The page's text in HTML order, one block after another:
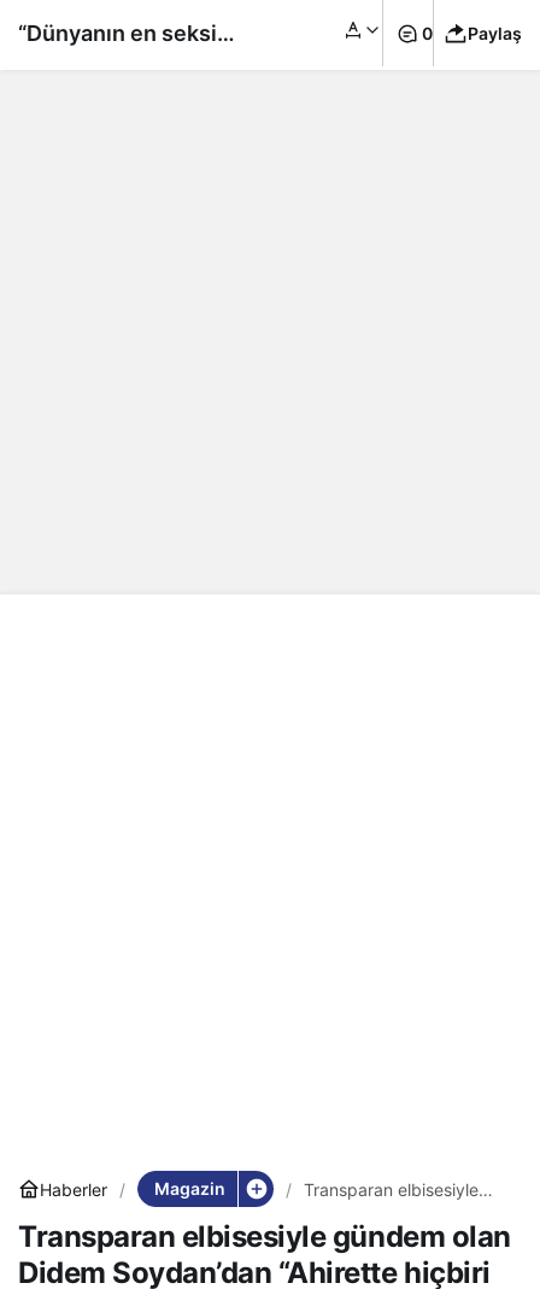
Haberler Magazin
Transparan elbisesiyle
Soydan’dan “Ahirette
hiçbiri yanınızda
olmayacak” diyen
Transparan elbisesiyle gündem olan
Didem Soydan’dan “Ahirette hiçbiri
“Dünyanın en seksi 0 Paylaş